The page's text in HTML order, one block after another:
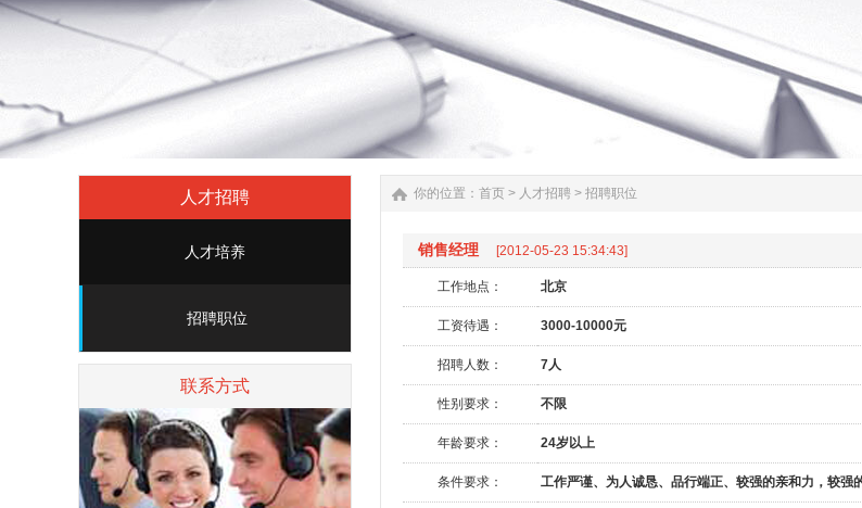
人才招聘
人才培养
招聘职位
联系方式
你的位置： 首页 > 人才招聘 > 招聘职位
销售经理 [2012-05-23 15:34:43]
工作地点： 北京
工资待遇： 3000-10000元
招聘人数： 7人
性别要求： 不限
年龄要求： 24岁以上
条件要求： 工作严谨、为人诚恳、品行端正、较强的亲和力，较强